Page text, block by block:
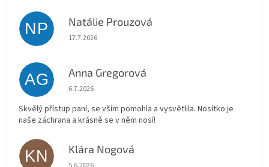
NP Natálie Prouzová
Hodnocení obchodu je 5 z 5 hvězdiček.
17.7.2026
AG Anna Gregorová
Hodnocení obchodu je 5 z 5 hvězdiček.
6.7.2026
Skvělý přístup paní, se vším pomohla a vysvětlila. Nosítko je
naše záchrana a krásně se v něm nosí!
KN Klára Nogová
Hodnocení obchodu je 5 z 5 hvězdiček.